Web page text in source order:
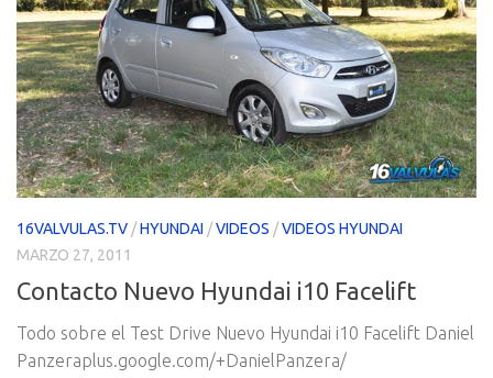
16VALVULAS.TV /HYUNDAI /VIDEOS /VIDEOS HYUNDAI
MARZO 27, 2011
Contacto Nuevo Hyundai i10 Facelift
Todo sobre el Test Drive Nuevo Hyundai i10 Facelift Daniel
Panzeraplus.google.com/+DanielPanzera/